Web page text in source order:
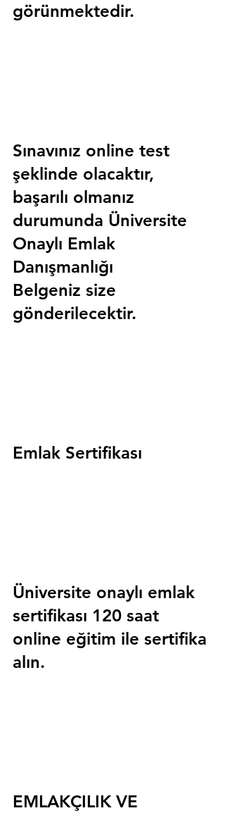
görünmektedir.
Sınavınız online test
şeklinde olacaktır,
başarılı olmanız
durumunda Üniversite
Onaylı Emlak
Danışmanlığı
Belgeniz size
gönderilecektir.
Emlak Sertifikası
Üniversite onaylı emlak
sertifikası 120 saat
online eğitim ile sertifika
alın.
EMLAKÇILIK VE